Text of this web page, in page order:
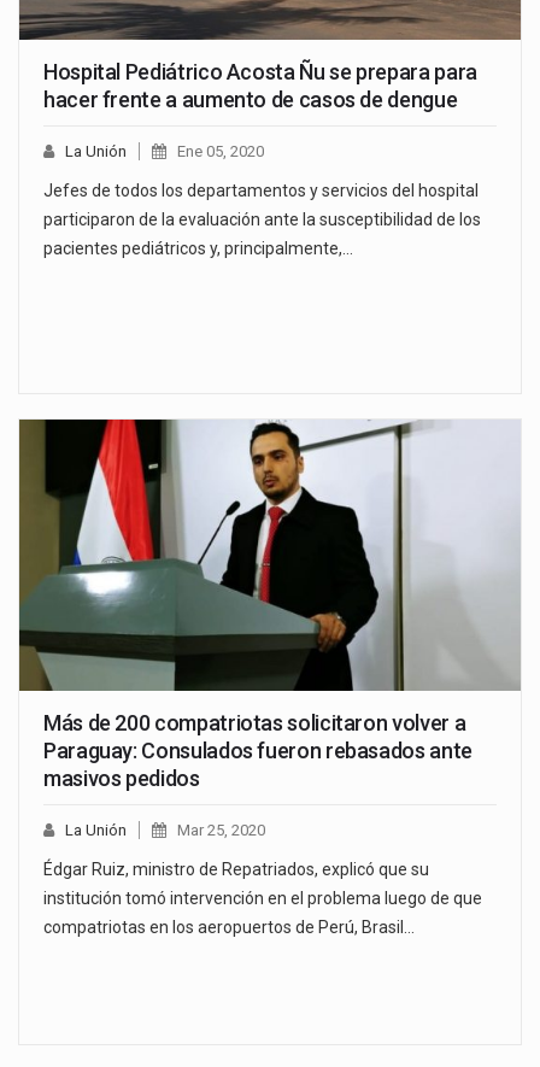
Hospital Pediátrico Acosta Ñu se prepara para
hacer frente a aumento de casos de dengue
La Unión Ene 05, 2020
Jefes de todos los departamentos y servicios del hospital
participaron de la evaluación ante la susceptibilidad de los
pacientes pediátricos y, principalmente,…
Más de 200 compatriotas solicitaron volver a
Paraguay: Consulados fueron rebasados ante
masivos pedidos
La Unión Mar 25, 2020
Édgar Ruiz, ministro de Repatriados, explicó que su
institución tomó intervención en el problema luego de que
compatriotas en los aeropuertos de Perú, Brasil…